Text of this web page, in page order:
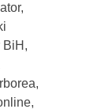
BiH,